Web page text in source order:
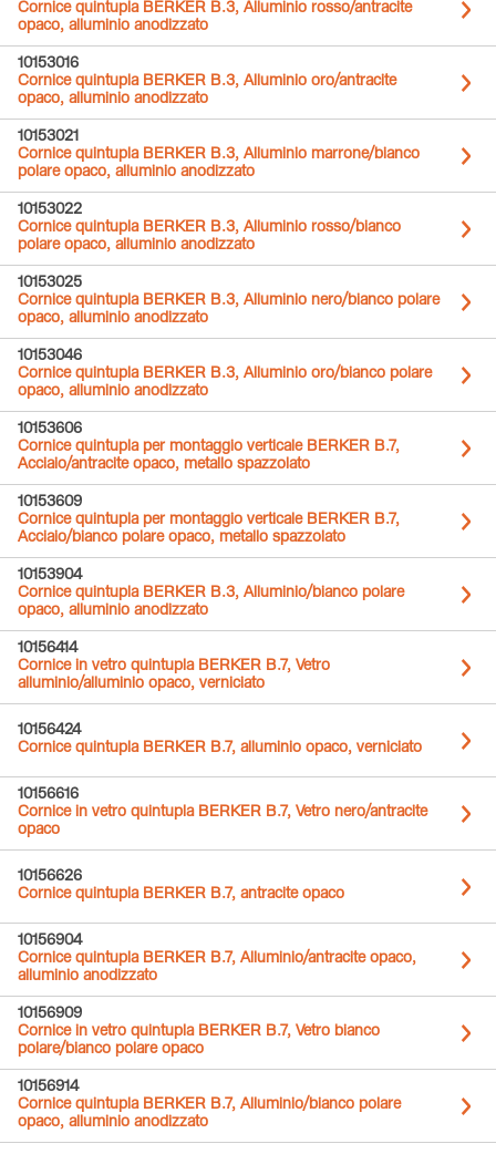
Cornice quintupla BERKER B.3, Alluminio rosso/antracite
opaco, alluminio anodizzato
10153016
Cornice quintupla BERKER B.3, Alluminio oro/antracite
opaco, alluminio anodizzato
10153021
Cornice quintupla BERKER B.3, Alluminio marrone/bianco
polare opaco, alluminio anodizzato
10153022
Cornice quintupla BERKER B.3, Alluminio rosso/bianco
polare opaco, alluminio anodizzato
10153025
Cornice quintupla BERKER B.3, Alluminio nero/bianco polare
opaco, alluminio anodizzato
10153046
Cornice quintupla BERKER B.3, Alluminio oro/bianco polare
opaco, alluminio anodizzato
10153606
Cornice quintupla per montaggio verticale BERKER B.7,
Acciaio/antracite opaco, metallo spazzolato
10153609
Cornice quintupla per montaggio verticale BERKER B.7,
Acciaio/bianco polare opaco, metallo spazzolato
10153904
Cornice quintupla BERKER B.3, Alluminio/bianco polare
opaco, alluminio anodizzato
10156414
Cornice in vetro quintupla BERKER B.7, Vetro
alluminio/alluminio opaco, verniciato
10156424
Cornice quintupla BERKER B.7, alluminio opaco, verniciato
10156616
Cornice in vetro quintupla BERKER B.7, Vetro nero/antracite
opaco
10156626
Cornice quintupla BERKER B.7, antracite opaco
10156904
Cornice quintupla BERKER B.7, Alluminio/antracite opaco,
alluminio anodizzato
10156909
Cornice in vetro quintupla BERKER B.7, Vetro bianco
polare/bianco polare opaco
10156914
Cornice quintupla BERKER B.7, Alluminio/bianco polare
opaco, alluminio anodizzato